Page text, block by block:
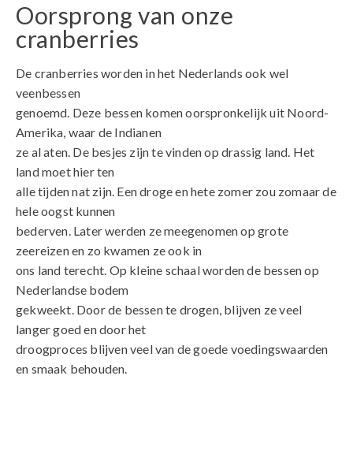
Oorsprong van onze
cranberries
De cranberries worden in het Nederlands ook wel
veenbessen
genoemd. Deze bessen komen oorspronkelijk uit Noord-
Amerika, waar de Indianen
ze al aten. De besjes zijn te vinden op drassig land. Het
land moet hier ten
alle tijden nat zijn. Een droge en hete zomer zou zomaar de
hele oogst kunnen
bederven. Later werden ze meegenomen op grote
zeereizen en zo kwamen ze ook in
ons land terecht. Op kleine schaal worden de bessen op
Nederlandse bodem
gekweekt. Door de bessen te drogen, blijven ze veel
langer goed en door het
droogproces blijven veel van de goede voedingswaarden
en smaak behouden.